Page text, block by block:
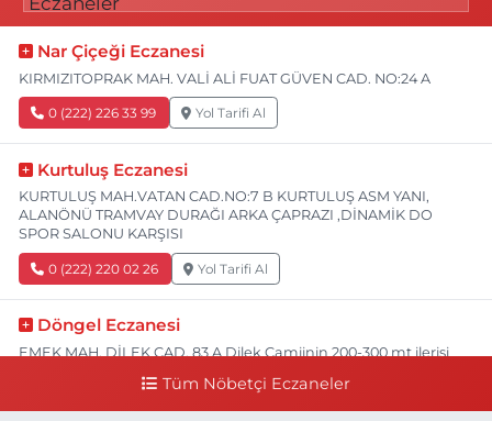
Nar Çiçeği Eczanesi
KIRMIZITOPRAK MAH. VALİ ALİ FUAT GÜVEN CAD. NO:24 A
0 (222) 226 33 99 Yol Tarifi Al
Kurtuluş Eczanesi
KURTULUŞ MAH.VATAN CAD.NO:7 B KURTULUŞ ASM YANI,
ALANÖNÜ TRAMVAY DURAĞI ARKA ÇAPRAZI ,DİNAMİK DO
SPOR SALONU KARŞISI
0 (222) 220 02 26 Yol Tarifi Al
Döngel Eczanesi
EMEK MAH. DİLEK CAD. 83 A Dilek Camiinin 200-300 mt ilerisi
Tüm Nöbetçi Eczaneler